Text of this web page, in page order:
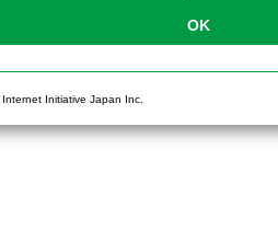
OK
Initiative Japan Inc.